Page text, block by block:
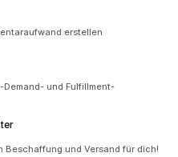
erstellen
Demand- und Fulfillment-
Beschaffung und Versand für dich!